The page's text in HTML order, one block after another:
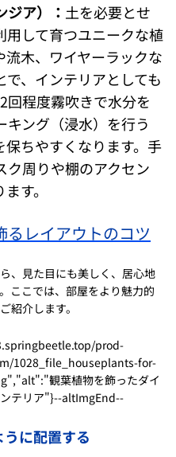
ア）： 土を必要とせ
用して育つユニークな植
木、ワイヤーラックな
で、インテリアとしても
回程度霧吹きで水分を
ング（浸水）を行う
保ちやすくなります。手
ク周りや棚のアクセン
す。
レイアウトのコツ
、見た目にも美しく、居心地
ここでは、部屋をより魅力的
紹介します。
prod-
1028_file_houseplants-for-
観葉植物を飾ったダイ
テリア"}--altImgEnd--
に配置する